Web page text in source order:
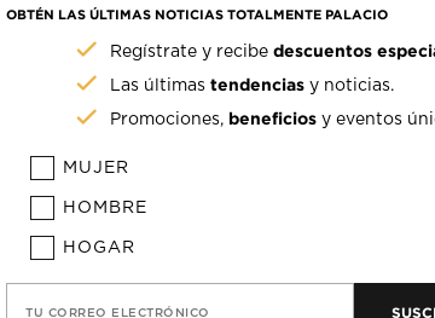
OBTÉN LAS ÚLTIMAS NOTICIAS TOTALMENTE PALACIO
Regístrate y recibedescuentos
Las últimastendencias y noticias.
Promociones, beneficios y eventos
MUJER
HOMBRE
HOGAR
TU CORREO ELECTRÓNICO